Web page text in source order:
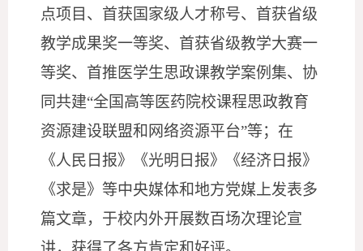
点项目、首获国家级人才称号、首获省级
教学成果奖一等奖、首获省级教学大赛一
等奖、首推医学生思政课教学案例集、协
同共建“全国高等医药院校课程思政教育
资源建设联盟和网络资源平台”等；在
《人民日报》《光明日报》《经济日报》
《求是》等中央媒体和地方党媒上发表多
篇文章，于校内外开展数百场次理论宣